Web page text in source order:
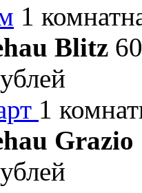
1
Blitz
1
Grazio